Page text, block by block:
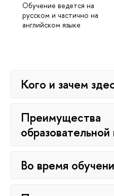
Обучение ведется на
русском и частично на
английском языке
Кого и зачем
Преимущества
Во время